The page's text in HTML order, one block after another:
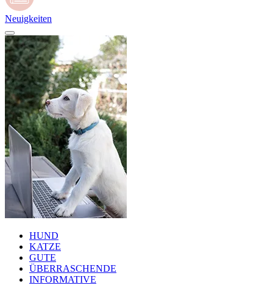
Neuigkeiten
HUND
KATZE
GUTE
ÜBERRASCHENDE
INFORMATIVE